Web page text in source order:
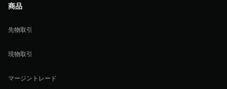
商品
先物取引
現物取引
マージントレード